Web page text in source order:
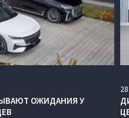
ОЖИДАНИЯ У
28